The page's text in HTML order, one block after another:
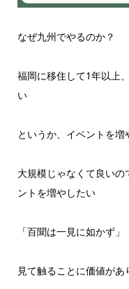
なぜ九州でやるのか？
福岡に移住して1年以上
い
というか、イベントを増
大規模じゃなくて良い
ントを増やしたい
「百聞は一見に如かず」
見て触ることに価値があ